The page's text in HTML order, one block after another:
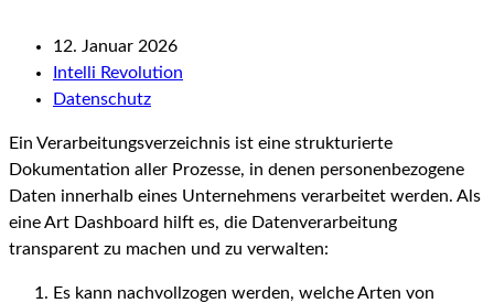
12. Januar 2026
Intelli Revolution
Datenschutz
Ein Verarbeitungsverzeichnis ist eine strukturierte
Dokumentation aller Prozesse, in denen personenbezogene
Daten innerhalb eines Unternehmens verarbeitet werden. Als
eine Art Dashboard hilft es, die Datenverarbeitung
transparent zu machen und zu verwalten:
Es kann nachvollzogen werden, welche Arten von